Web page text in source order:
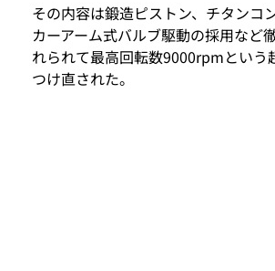
その内容は鍛造ピストン、チタンコ
カーアーム式バルブ駆動の採用など
れられて最高回転数9000rpmという
つけ直された。